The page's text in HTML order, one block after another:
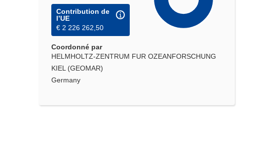
Contribution de
l’UE
€ 2 226 262,50
Coordonné par
HELMHOLTZ-ZENTRUM FUR OZEANFORSCHUNG
KIEL (GEOMAR)
Germany